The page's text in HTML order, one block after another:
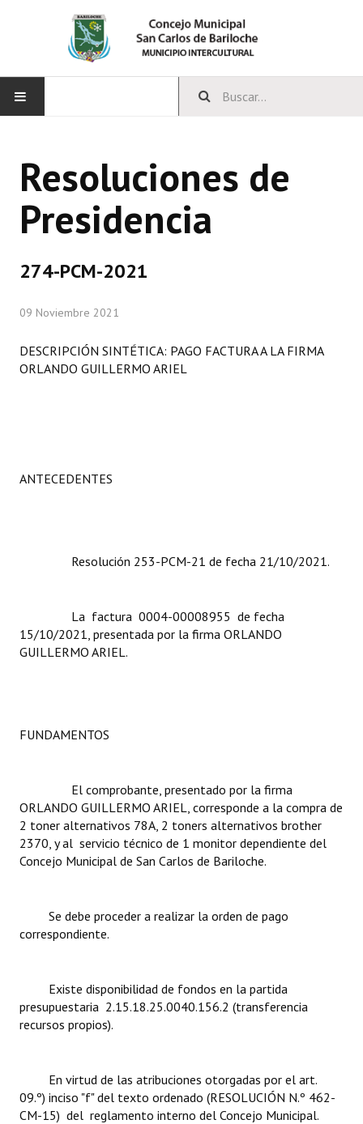
CONCEJO
Bloques Políticos
Comisiones Permanentes
Comisiones Especiales
Concejales Mandato Cumplido
Constitución Provincial
Organigrama
DOCUMENTOS
Actas de Sesión
Informes de Unidad Coordinadora
Ejecución Presupuestaria
NORMATIVA
Declaraciones
Resoluciones
INSTITUCIONAL
Resoluciones de
Presidencia
274-PCM-2021
09 Noviembre 2021
DESCRIPCIÓN SINTÉTICA: PAGO FACTURA A LA FIRMA
ORLANDO GUILLERMO ARIEL
ANTECEDENTES
Resolución 253-PCM-21 de fecha 21/10/2021.
La factura 0004-00008955 de fecha
15/10/2021, presentada por la firma ORLANDO
GUILLERMO ARIEL.
FUNDAMENTOS
El comprobante, presentado por la firma
ORLANDO GUILLERMO ARIEL, corresponde a la compra de
2 toner alternativos 78A, 2 toners alternativos brother
2370, y al servicio técnico de 1 monitor dependiente del
Concejo Municipal de San Carlos de Bariloche.
Se debe proceder a realizar la orden de pago
correspondiente.
Existe disponibilidad de fondos en la partida
presupuestaria 2.15.18.25.0040.156.2 (transferencia
recursos propios).
En virtud de las atribuciones otorgadas por el art.
09.º) inciso "f" del texto ordenado (RESOLUCIÓN N.º 462-
CM-15) del reglamento interno del Concejo Municipal.